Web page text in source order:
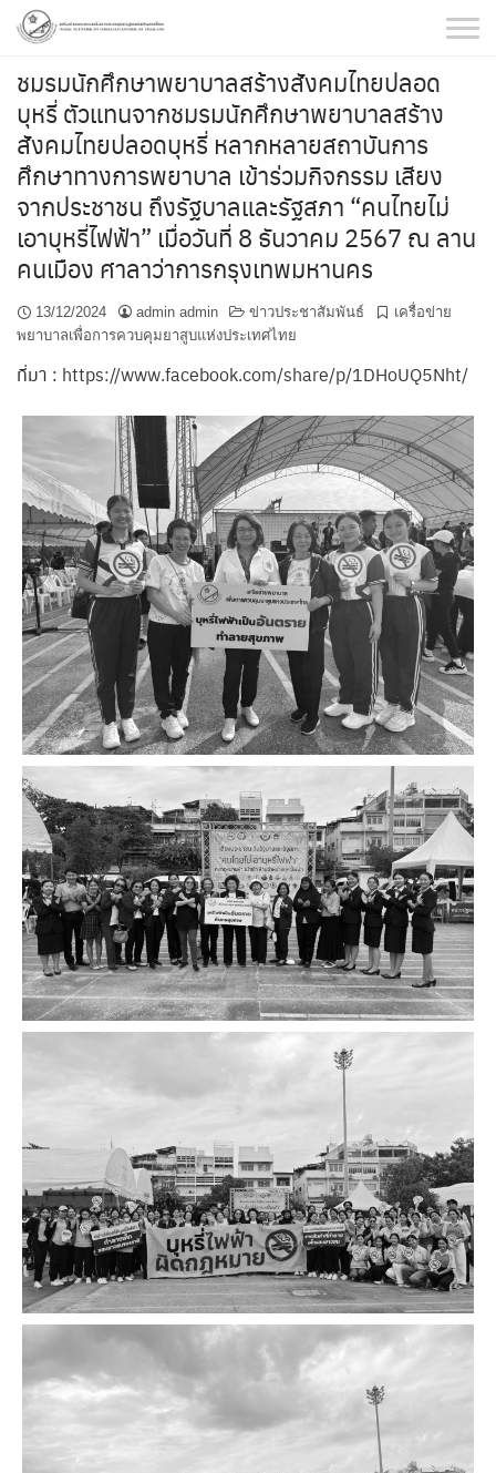
Skip
ชมรมนักศึกษาพยาบาลสร้างสังคมไทยปลอด
บุหรี่ ตัวแทนจากชมรมนักศึกษาพยาบาลสร้าง
สังคมไทยปลอดบุหรี่ หลากหลายสถาบันการ
ศึกษาทางการพยาบาล เข้าร่วมกิจกรรม เสียง
จากประชาชน ถึงรัฐบาลและรัฐสภา “คนไทยไม่
เอาบุหรี่ไฟฟ้า” เมื่อวันที่ 8 ธันวาคม 2567 ณ ลาน
คนเมือง ศาลาว่าการกรุงเทพมหานคร
13/12/2024 admin admin ข่าวประชาสัมพันธ์
เครื่อข่าย
พยาบาลเพื่อการควบคุมยาสูบแห่งประเทศไทย
ที่มา : https://www.facebook.com/share/p/1DHoUQ5Nht/